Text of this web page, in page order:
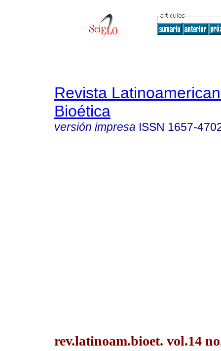
Revista
Bioética
versión impresa ISSN 1657-
rev.latinoam.bioet. vol.14